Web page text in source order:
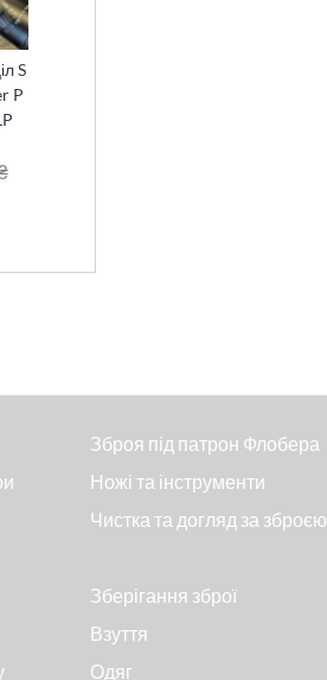
S
P
Зброя під патрон Флобера
Ножі та інструменти
Чистка та догляд за зброєю
Зберігання зброї
Взуття
Одяг